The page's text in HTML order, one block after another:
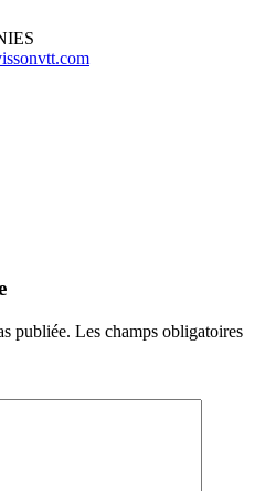
publiée. Les champs obligatoires